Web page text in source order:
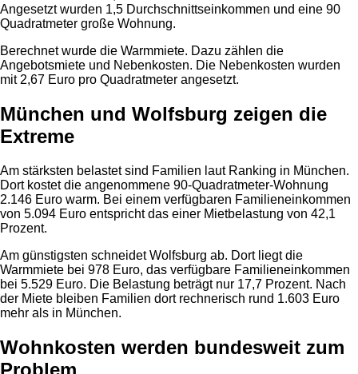
Angesetzt wurden 1,5 Durchschnittseinkommen und eine 90
Quadratmeter große Wohnung.
Berechnet wurde die Warmmiete. Dazu zählen die
Angebotsmiete und Nebenkosten. Die Nebenkosten wurden
mit 2,67 Euro pro Quadratmeter angesetzt.
München und Wolfsburg zeigen die
Extreme
Am stärksten belastet sind Familien laut Ranking in München.
Dort kostet die angenommene 90-Quadratmeter-Wohnung
2.146 Euro warm. Bei einem verfügbaren Familieneinkommen
von 5.094 Euro entspricht das einer Mietbelastung von 42,1
Prozent.
Am günstigsten schneidet Wolfsburg ab. Dort liegt die
Warmmiete bei 978 Euro, das verfügbare Familieneinkommen
bei 5.529 Euro. Die Belastung beträgt nur 17,7 Prozent. Nach
der Miete bleiben Familien dort rechnerisch rund 1.603 Euro
mehr als in München.
Wohnkosten werden bundesweit zum
Problem